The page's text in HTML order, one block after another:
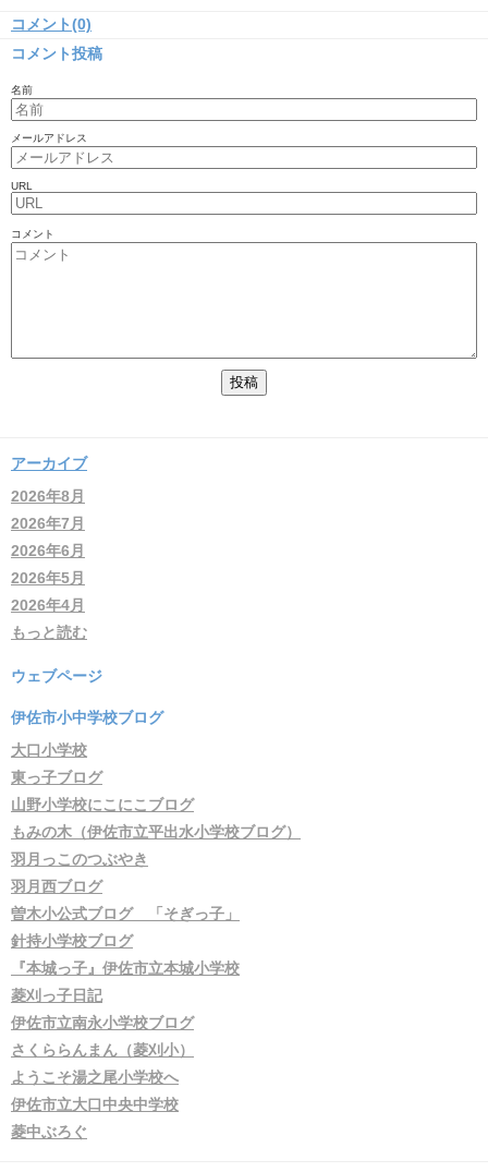
コメント(0)
コメント投稿
名前
メールアドレス
URL
コメント
アーカイブ
2026年8月
2026年7月
2026年6月
2026年5月
2026年4月
もっと読む
ウェブページ
伊佐市小中学校ブログ
大口小学校
東っ子ブログ
山野小学校にこにこブログ
もみの木（伊佐市立平出水小学校ブログ）
羽月っこのつぶやき
羽月西ブログ
曽木小公式ブログ 「そぎっ子」
針持小学校ブログ
『本城っ子』伊佐市立本城小学校
菱刈っ子日記
伊佐市立南永小学校ブログ
さくららんまん（菱刈小）
ようこそ湯之尾小学校へ
伊佐市立大口中央中学校
菱中ぶろぐ